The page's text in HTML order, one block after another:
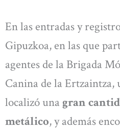
En las entradas y
Gipuzkoa, en las que
agentes de la Brigada
Canina de la Ertzaintza,
localizó una gran
metálico, y además